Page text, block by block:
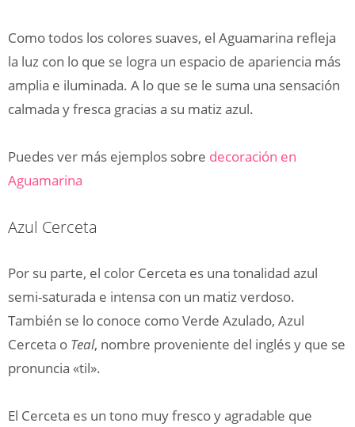
Como todos los colores suaves, el Aguamarina refleja
la luz con lo que se logra un espacio de apariencia más
amplia e iluminada. A lo que se le suma una sensación
calmada y fresca gracias a su matiz azul.
Puedes ver más ejemplos sobre decoración en
Aguamarina
Azul Cerceta
Por su parte, el color Cerceta es una tonalidad azul
semi-saturada e intensa con un matiz verdoso.
También se lo conoce como Verde Azulado, Azul
Cerceta o Teal, nombre proveniente del inglés y que se
pronuncia «til».
El Cerceta es un tono muy fresco y agradable que